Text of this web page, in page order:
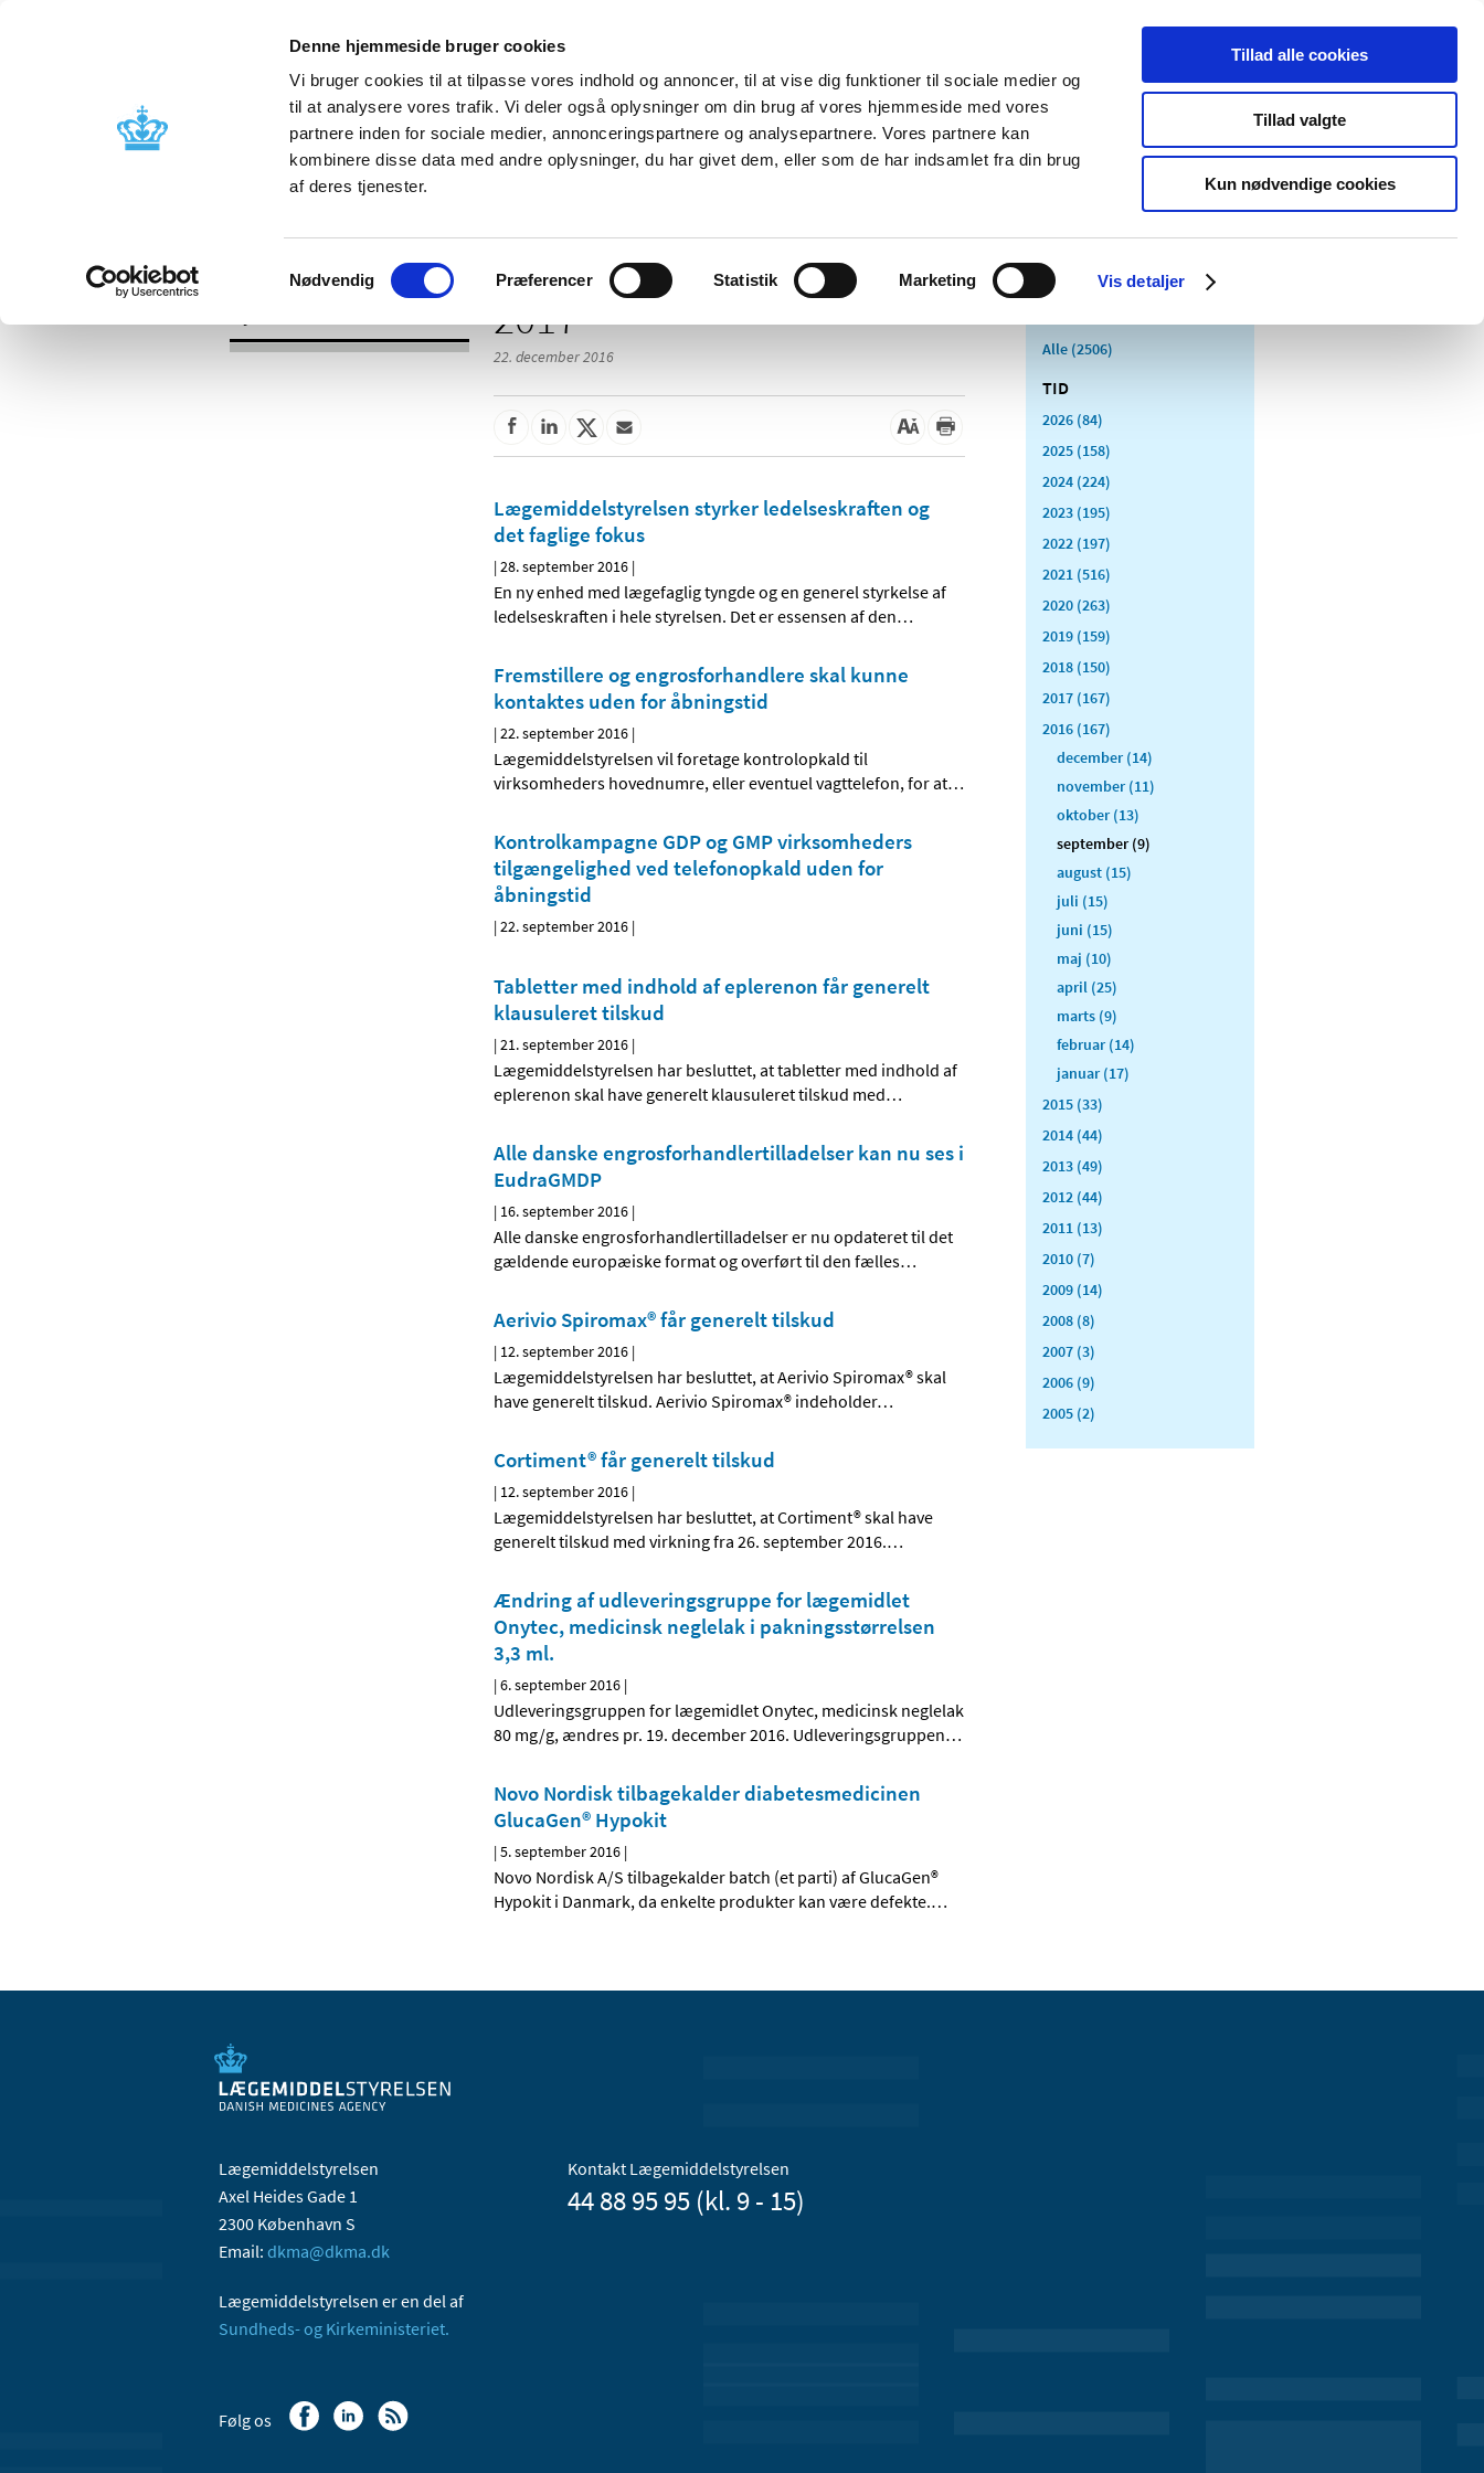
Denne hjemmeside bruger cookies
Vi bruger cookies til at tilpasse vores indhold og annoncer, til at vise dig funktioner til sociale medier og
til at analysere vores trafik. Vi deler også oplysninger om din brug af vores hjemmeside med vores
partnere inden for sociale medier, annonceringspartnere og analysepartnere. Vores partnere kan
kombinere disse data med andre oplysninger, du har givet dem, eller som de har indsamlet fra din brug
af deres tjenester.
Samtykkevalg
Nødvendig Præferencer Statistik Marketing Vis detaljer
Tillad alle cookies
Tillad valgte
Kun nødvendige cookies
Nyheder Om os Kontakt Udgivelser
Godkendelse og
Bivirkninger og
produktinformation
Tilskud og
Apoteker og salg af
Medicinsk
Særlige
produktområder
2017
22. december 2016
Lægemiddelstyrelsen styrker ledelseskraften og
det faglige fokus
|28. september 2016 |
En ny enhed med lægefaglig tyngde og en generel styrkelse af
ledelseskraften i hele styrelsen. Det er essensen af den…
Fremstillere og engrosforhandlere skal kunne
kontaktes uden for åbningstid
|22. september 2016 |
Lægemiddelstyrelsen vil foretage kontrolopkald til
virksomheders hovednumre, eller eventuel vagttelefon, for at…
Kontrolkampagne GDP og GMP virksomheders
tilgængelighed ved telefonopkald uden for
åbningstid
|22. september 2016 |
Tabletter med indhold af eplerenon får generelt
klausuleret tilskud
|21. september 2016 |
Lægemiddelstyrelsen har besluttet, at tabletter med indhold af
eplerenon skal have generelt klausuleret tilskud med…
Alle danske engrosforhandlertilladelser kan nu ses i
EudraGMDP
| 16. september 2016 |
Alle danske engrosforhandlertilladelser er nu opdateret til det
gældende europæiske format og overført til den fælles…
Aerivio Spiromax® får generelt tilskud
| 12. september 2016 |
Lægemiddelstyrelsen har besluttet, at Aerivio Spiromax® skal
have generelt tilskud. Aerivio Spiromax® indeholder…
Cortiment® får generelt tilskud
| 12. september 2016 |
Lægemiddelstyrelsen har besluttet, at Cortiment® skal have
generelt tilskud med virkning fra 26. september 2016.…
Ændring af udleveringsgruppe for lægemidlet
Onytec, medicinsk neglelak i pakningsstørrelsen
3,3 ml.
|6. september 2016 |
Udleveringsgruppen for lægemidlet Onytec, medicinsk neglelak
80 mg/g, ændres pr. 19. december 2016. Udleveringsgruppen…
Novo Nordisk tilbagekalder diabetesmedicinen
GlucaGen® Hypokit
|5. september 2016 |
Novo Nordisk A/S tilbagekalder batch (et parti) af GlucaGen®
Hypokit i Danmark, da enkelte produkter kan være defekte.…
Alle (2506)
TID
2026 (84)
2025 (158)
2024 (224)
2023 (195)
2022 (197)
2021 (516)
2020 (263)
2019 (159)
2018 (150)
2017 (167)
2016 (167)
december (14)
november (11)
oktober (13)
september (9)
august (15)
juli (15)
juni (15)
maj (10)
april (25)
marts (9)
februar (14)
januar (17)
2015 (33)
2014 (44)
2013 (49)
2012 (44)
2011 (13)
2010 (7)
2009 (14)
2008 (8)
2007 (3)
2006 (9)
2005 (2)
Lægemiddelstyrelsen
Axel Heides Gade 1
2300 København S
Email: dkma@dkma.dk
Lægemiddelstyrelsen er en del af
Sundheds- og Kirkeministeriet.
Kontakt Lægemiddelstyrelsen
44 88 95 95 (kl. 9 - 15)
Følg os